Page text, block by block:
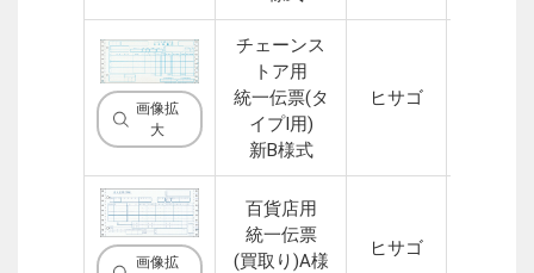
画像拡
大
チェーンス
トア用
統一伝票(タ
イプI用)
新B様式
ヒサゴ
画像拡
百貨店用
統一伝票
(買取り)A様
ヒサゴ